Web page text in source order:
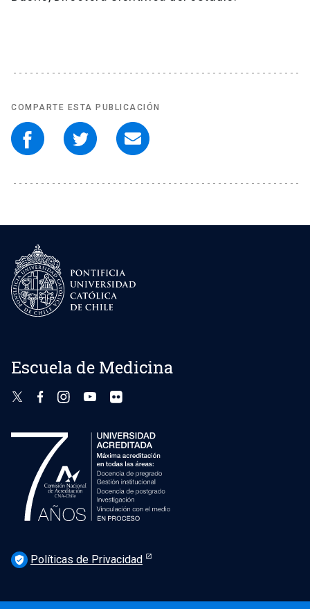
COMPARTE ESTA PUBLICACIÓN
Escuela de Medicina
verified_user Políticas de Privacidad